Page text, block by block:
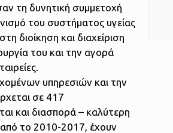
τη δυνητική συμμετοχή
του συστήματος υγείας
διοίκηση και διαχείριση
του και την αγορά
υπηρεσιών και την
σε 417
και διασπορά – καλύτερη
από το 2010-2017, έχουν